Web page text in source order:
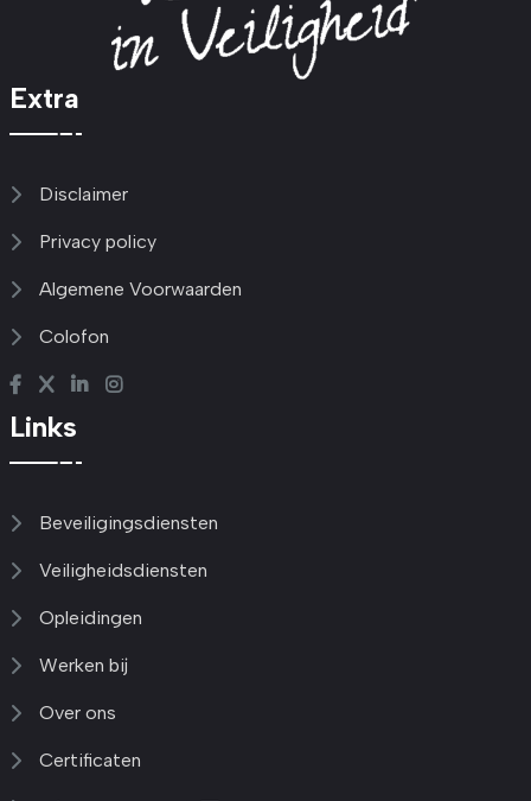
Extra
Disclaimer
Privacy policy
Algemene Voorwaarden
Colofon
Links
Beveiligingsdiensten
Veiligheidsdiensten
Opleidingen
Werken bij
Over ons
Certificaten